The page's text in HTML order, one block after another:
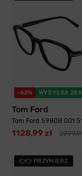
-62% WYSYŁKA 24H
Tom Ford
Tom Ford 5980B 001 51
1128,99 zł
PRZYMIERZ